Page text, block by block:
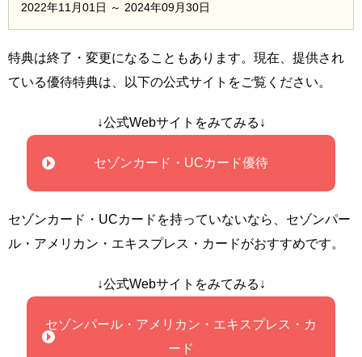
2022年11月01日 ～ 2024年09月30日
特典は終了・変更になることもあります。現在、提供され
ている優待特典は、以下の公式サイトをご覧ください。
↓公式Webサイトをみてみる↓
セゾンカード・UCカード優待
セゾンカード・UCカードを持っていないなら、セゾンパー
ル・アメリカン・エキスプレス・カードがおすすめです。
↓公式Webサイトをみてみる↓
セゾンパール・アメリカン・エキスプレス・カ
ード